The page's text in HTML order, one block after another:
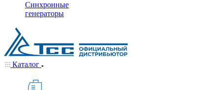
Синхронные
генераторы
Каталог